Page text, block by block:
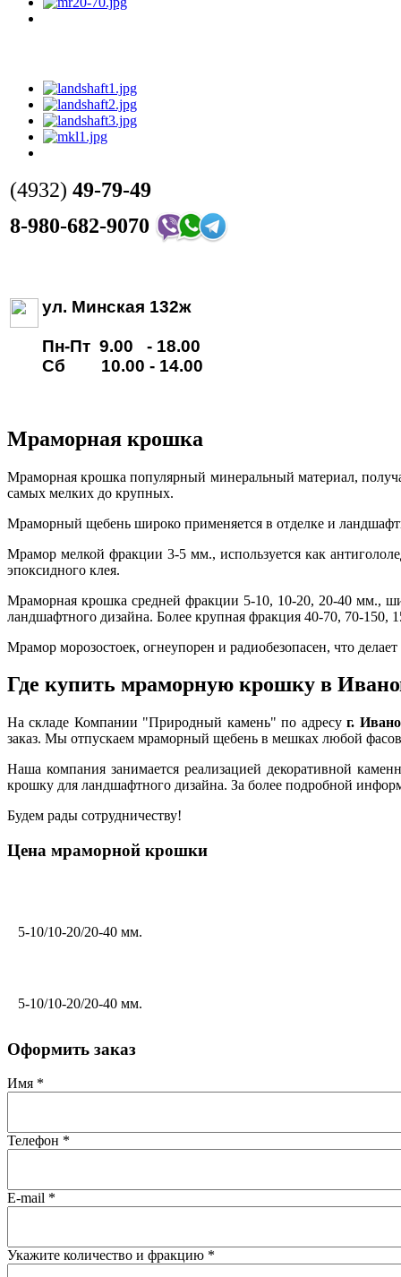
(4932) 49-79-49
8-980-682-9070
ул. Минская 132ж
Пн-Пт 9.00 - 18.00
Сб 10.00 - 14.00
Мраморная крошка
Мраморная крошка популярный минеральный материал,
самых мелких до крупных.
Мраморный щебень широко применяется в отделке и
Мрамор мелкой фракции 3-5 мм., используется как
эпоксидного клея.
Мраморная крошка средней фракции 5-10, 10-20, 20-40 мм.,
ландшафтного дизайна. Более крупная фракция 40-70, 70-
Мрамор морозостоек, огнеупорен и радиобезопасен, что
Где купить мраморную крошку в
На складе Компании "Природный камень" по адресуг.
заказ. Мы отпускаем мраморный щебень в мешках любой
Наша компания занимается реализацией декоративной
крошку для ландшафтного дизайна. За более подробной
Будем рады сотрудничеству!
Цена мраморной крошки
5-10/10-20/20-40 мм.
5-10/10-20/20-40 мм.
Оформить заказ
Имя *
Телефон *
E-mail *
Укажите количество и фракцию *